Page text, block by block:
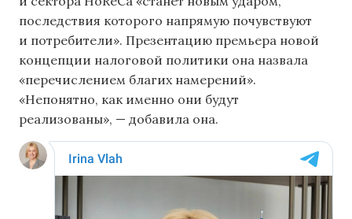
последствия которого напрямую почувствуют
и потребители». Презентацию премьера новой
концепции налоговой политики она назвала
«перечислением благих намерений».
«Непонятно, как именно они будут
реализованы», — добавила она.